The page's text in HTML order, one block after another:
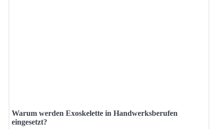
Warum werden Exoskelette in Handwerksberufen
eingesetzt?